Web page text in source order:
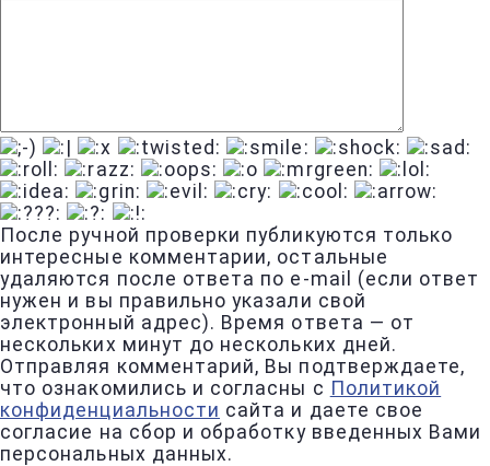
После ручной проверки публикуются только
интересные комментарии, остальные
удаляются после ответа по e-mail (если ответ
нужен и вы правильно указали свой
электронный адрес). Время ответа — от
нескольких минут до нескольких дней.
Отправляя комментарий, Вы подтверждаете,
что ознакомились и согласны с Политикой
конфиденциальности сайта и даете свое
согласие на сбор и обработку введенных Вами
персональных данных.